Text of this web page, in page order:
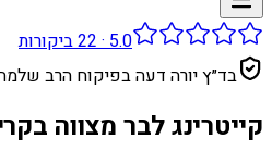
5.0
·
22ביקורות
בד״ץ יורה דעה בפיקוח הרב
קייטרינג לבר מצווה